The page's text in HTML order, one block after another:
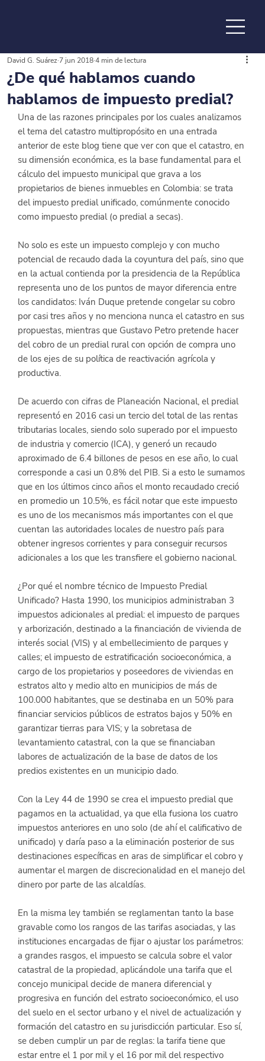
de la
¿De qué hablamos cuando
hablamos de impuesto predial?
David G. Suárez7 jun 20184 min de lectura
Una de las razones principales por los cuales analizamos
el tema del catastro multipropósito en una entrada
anterior de este blog tiene que ver con que el catastro, en
su dimensión económica, es la base fundamental para el
cálculo del impuesto municipal que grava a los
propietarios de bienes inmuebles en Colombia: se trata
del impuesto predial unificado, comúnmente conocido
como impuesto predial (o predial a secas).
No solo es este un impuesto complejo y con mucho
potencial de recaudo dada la coyuntura del país, sino que
en la actual contienda por la presidencia de la República
representa uno de los puntos de mayor diferencia entre
los candidatos: Iván Duque pretende congelar su cobro
por casi tres años y no menciona nunca el catastro en sus
propuestas, mientras que Gustavo Petro pretende hacer
del cobro de un predial rural con opción de compra uno
de los ejes de su política de reactivación agrícola y
productiva.
De acuerdo con cifras de Planeación Nacional, el predial
representó en 2016 casi un tercio del total de las rentas
tributarias locales, siendo solo superado por el impuesto
de industria y comercio (ICA), y generó un recaudo
aproximado de 6.4 billones de pesos en ese año, lo cual
corresponde a casi un 0.8% del PIB. Si a esto le sumamos
que en los últimos cinco años el monto recaudado creció
en promedio un 10.5%, es fácil notar que este impuesto
es uno de los mecanismos más importantes con el que
cuentan las autoridades locales de nuestro país para
obtener ingresos corrientes y para conseguir recursos
adicionales a los que les transfiere el gobierno nacional.
¿Por qué el nombre técnico de Impuesto Predial
Unificado? Hasta 1990, los municipios administraban 3
impuestos adicionales al predial: el impuesto de parques
y arborización, destinado a la financiación de vivienda de
interés social (VIS) y al embellecimiento de parques y
calles; el impuesto de estratificación socioeconómica, a
cargo de los propietarios y poseedores de viviendas en
estratos alto y medio alto en municipios de más de
100.000 habitantes, que se destinaba en un 50% para
financiar servicios públicos de estratos bajos y 50% en
garantizar tierras para VIS; y la sobretasa de
levantamiento catastral, con la que se financiaban
labores de actualización de la base de datos de los
predios existentes en un municipio dado.
Con la Ley 44 de 1990 se crea el impuesto predial que
pagamos en la actualidad, ya que ella fusiona los cuatro
impuestos anteriores en uno solo (de ahí el calificativo de
unificado) y daría paso a la eliminación posterior de sus
destinaciones específicas en aras de simplificar el cobro y
aumentar el margen de discrecionalidad en el manejo del
dinero por parte de las alcaldías.
En la misma ley también se reglamentan tanto la base
gravable como los rangos de las tarifas asociadas, y las
instituciones encargadas de fijar o ajustar los parámetros:
a grandes rasgos, el impuesto se calcula sobre el valor
catastral de la propiedad, aplicándole una tarifa que el
concejo municipal decide de manera diferencial y
progresiva en función del estrato socioeconómico, el uso
del suelo en el sector urbano y el nivel de actualización y
formación del catastro en su jurisdicción particular. Eso sí,
se deben cumplir un par de reglas: la tarifa tiene que
estar entre el 1 por mil y el 16 por mil del respectivo